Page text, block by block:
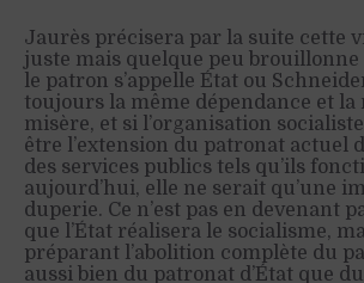
Jaurès précisera par la suite cette
juste mais quelque peu brouillonne
le patron s’appelle État ou
toujours la même dépendance et la
misère, et si l’organisation
être l’extension du patronat actuel
des services publics tels qu’ils
aujourd’hui, elle ne serait qu’une
duperie. Ce n’est pas en devenant
que l’État réalisera le socialisme,
préparant l’abolition complète du
aussi bien du patronat d’État que du